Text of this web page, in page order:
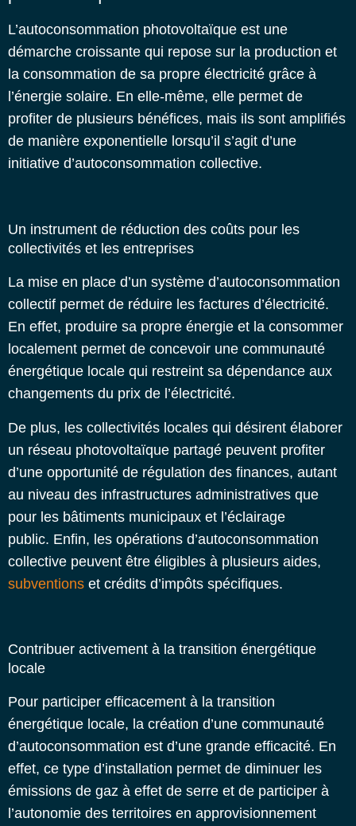
L’autoconsommation photovoltaïque est une
démarche croissante qui repose sur la production et
la consommation de sa propre électricité grâce à
l’énergie solaire. En elle-même, elle permet de
profiter de plusieurs bénéfices, mais ils sont amplifiés
de manière exponentielle lorsqu’il s’agit d’une
initiative d’autoconsommation collective.
Un instrument de réduction des coûts pour les
collectivités et les entreprises
La mise en place d’un système d’autoconsommation
collectif permet de réduire les factures d’électricité.
En effet, produire sa propre énergie et la consommer
localement permet de concevoir une communauté
énergétique locale qui restreint sa dépendance aux
changements du prix de l’électricité.
De plus, les collectivités locales qui désirent élaborer
un réseau photovoltaïque partagé peuvent profiter
d’une opportunité de régulation des finances, autant
au niveau des infrastructures administratives que
pour les bâtiments municipaux et l’éclairage
public. Enfin, les opérations d’autoconsommation
collective peuvent être éligibles à plusieurs aides,
subventions et crédits d’impôts spécifiques.
Contribuer activement à la transition énergétique
locale
Pour participer efficacement à la transition
énergétique locale, la création d’une communauté
d’autoconsommation est d’une grande efficacité. En
effet, ce type d’installation permet de diminuer les
émissions de gaz à effet de serre et de participer à
l’autonomie des territoires en approvisionnement